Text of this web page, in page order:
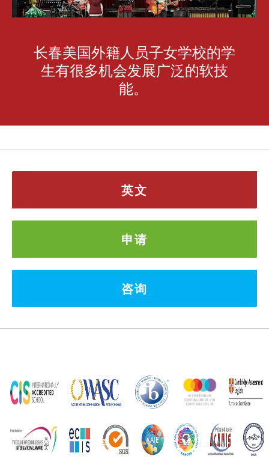
长春美国外籍人员子女学校的学
生有很多机会发展广泛的软技
能。
英文
申请
咨询